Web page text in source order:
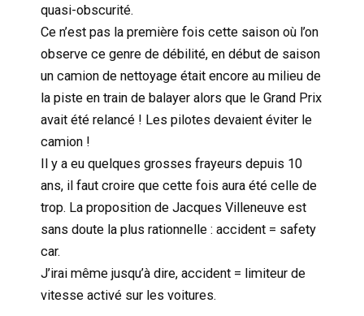
quasi-obscurité.
Ce n’est pas la première fois cette saison où l’on
observe ce genre de débilité, en début de saison
un camion de nettoyage était encore au milieu de
la piste en train de balayer alors que le Grand Prix
avait été relancé ! Les pilotes devaient éviter le
camion !
Il y a eu quelques grosses frayeurs depuis 10
ans, il faut croire que cette fois aura été celle de
trop. La proposition de Jacques Villeneuve est
sans doute la plus rationnelle : accident = safety
car.
J’irai même jusqu’à dire, accident = limiteur de
vitesse activé sur les voitures.